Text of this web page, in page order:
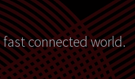
connected world.